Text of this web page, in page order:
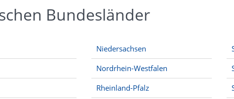
Bundesländer
Niedersachsen
Nordrhein-Westfalen
Rheinland-Pfalz